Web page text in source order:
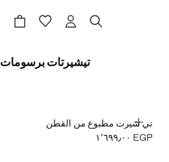
تيشيرتات برسومات
تي شيرت مطبوع من القطن
إضافة
السعر الحالي [EGP ١٬٦٩٩٫٠٠ ]
EGP ١٬٦٩٩٫٠٠